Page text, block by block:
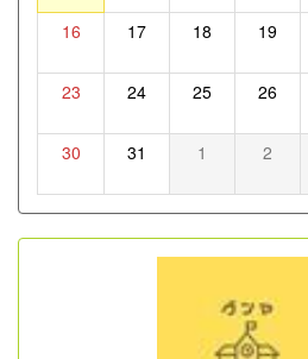
16 17 18 19
23 24 25 26
30 31 1 2